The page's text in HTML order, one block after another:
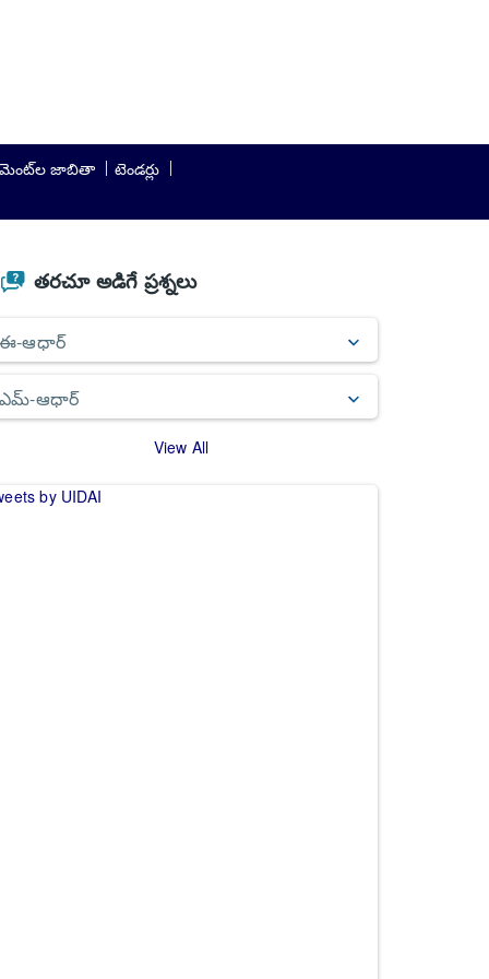
జాబితా
టెండర్లు
Extension of relaxation in fee charges through SSUP
Read More
తరచూ అడిగే ప్రశ్నలు
ఈ-ఆధార్
ఎమ్-ఆధార్
View All
by UIDAI